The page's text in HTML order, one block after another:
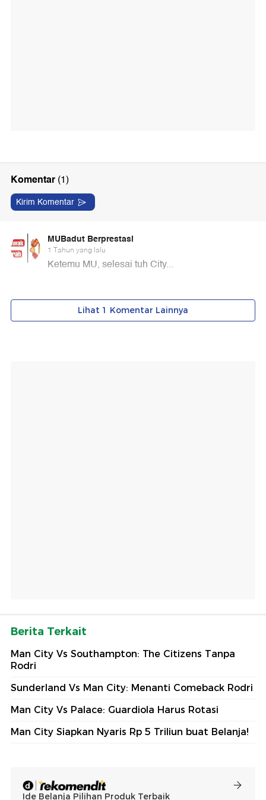
Berita Terkait
Man City Vs Southampton: The Citizens Tanpa
Rodri
Sunderland Vs Man City: Menanti Comeback Rodri
Man City Vs Palace: Guardiola Harus Rotasi
Man City Siapkan Nyaris Rp 5 Triliun buat Belanja!